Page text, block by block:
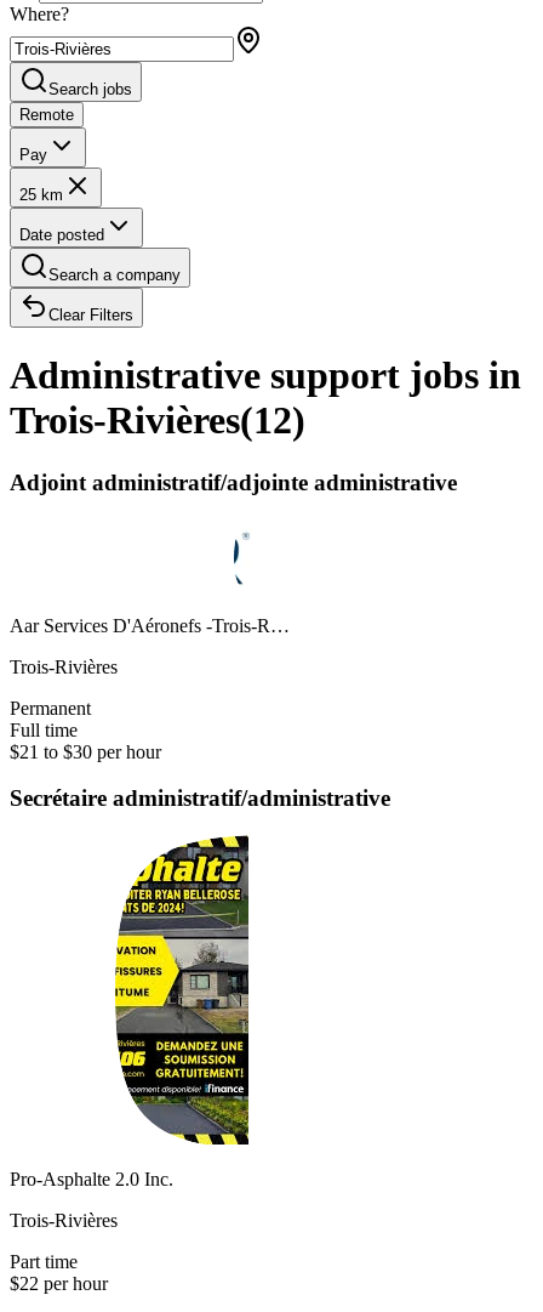
Where?
Search jobs
Remote
Pay
25 km
Date posted
Search a company
Clear Filters
Administrative support jobs in
Trois-Rivières(12)
Adjoint administratif/adjointe administrative
Aar Services D'Aéronefs -Trois-R…
Trois-Rivières
Permanent
Full time
$21 to $30 per hour
Secrétaire administratif/administrative
Pro-Asphalte 2.0 Inc.
Trois-Rivières
Part time
$22 per hour